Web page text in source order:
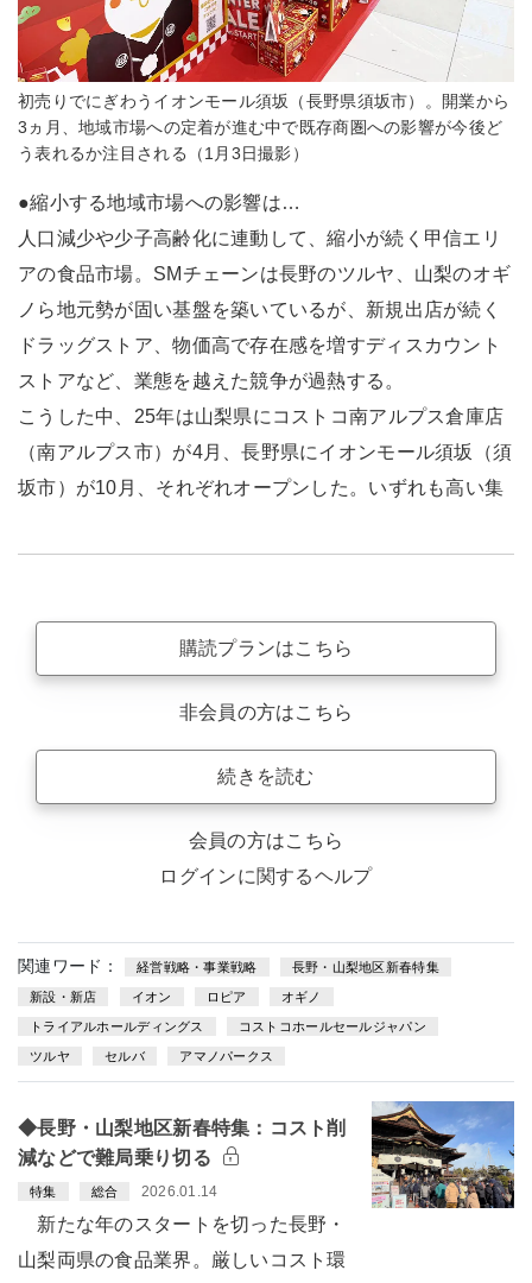
初売りでにぎわうイオンモール須坂（長野県須坂市）。開業から
3ヵ月、地域市場への定着が進む中で既存商圏への影響が今後ど
う表れるか注目される（1月3日撮影）
●縮小する地域市場への影響は…
人口減少や少子高齢化に連動して、縮小が続く甲信エリ
アの食品市場。SMチェーンは長野のツルヤ、山梨のオギ
ノら地元勢が固い基盤を築いているが、新規出店が続く
ドラッグストア、物価高で存在感を増すディスカウント
ストアなど、業態を越えた競争が過熱する。
こうした中、25年は山梨県にコストコ南アルプス倉庫店
（南アルプス市）が4月、長野県にイオンモール須坂（須
坂市）が10月、それぞれオープンした。いずれも高い集
購読プランはこちら
非会員の方はこちら
続きを読む
会員の方はこちら
ログインに関するヘルプ
関連ワード： 経営戦略・事業戦略 長野・山梨地区新春特集
新設・新店 イオン ロピア オギノ
トライアルホールディングス コストコホールセールジャパン
ツルヤ セルバ アマノパークス
◆長野・山梨地区新春特集：コスト削
減などで難局乗り切る
特集 総合 2026.01.14
新たな年のスタートを切った長野・
山梨両県の食品業界。厳しいコスト環